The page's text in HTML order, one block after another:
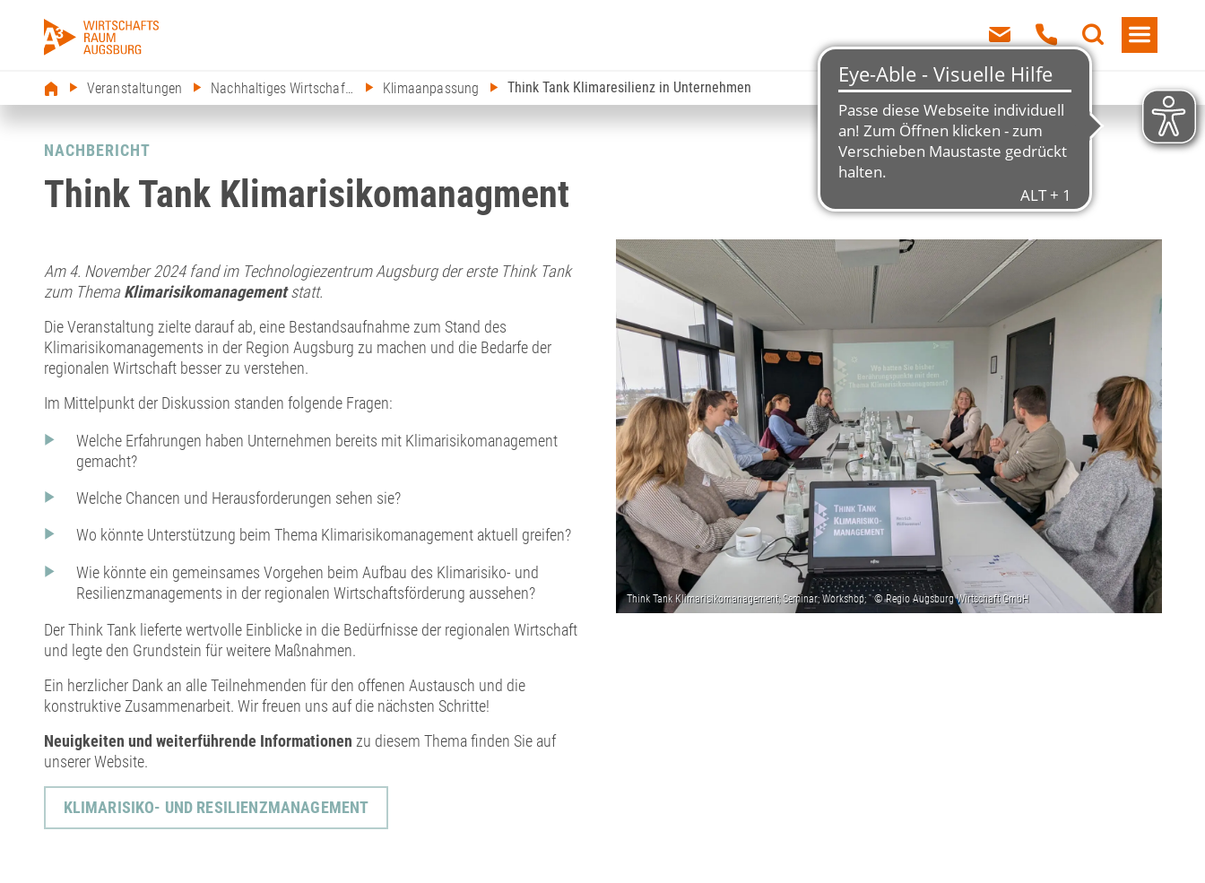
Veranstaltungen Nachhaltiges Wirtschaften Klimaanpassung Think Tank Klimaresilienz in Unternehmen
NACHBERICHT
Think Tank Klimarisikomanagment
Am 4. November 2024 fand im Technologiezentrum Augsburg der erste Think Tank
zum Thema Klimarisikomanagementstatt.
Die Veranstaltung zielte darauf ab, eine Bestandsaufnahme zum Stand des
Klimarisikomanagements in der Region Augsburg zu machen und die Bedarfe der
regionalen Wirtschaft besser zu verstehen.
Im Mittelpunkt der Diskussion standen folgende Fragen:
Welche Erfahrungen haben Unternehmen bereits mit Klimarisikomanagement
gemacht?
Welche Chancen und Herausforderungen sehen sie?
Wo könnte Unterstützung beim Thema Klimarisikomanagement aktuell greifen?
Wie könnte ein gemeinsames Vorgehen beim Aufbau des Klimarisiko- und
Resilienzmanagements in der regionalen Wirtschaftsförderung aussehen?
Der Think Tank lieferte wertvolle Einblicke in die Bedürfnisse der regionalen Wirtschaft
und legte den Grundstein für weitere Maßnahmen.
Ein herzlicher Dank an alle Teilnehmenden für den offenen Austausch und die
konstruktive Zusammenarbeit. Wir freuen uns auf die nächsten Schritte!
Neuigkeiten und weiterführende Informationen zu diesem Thema finden Sie auf
unserer Website.
KLIMARISIKO- UND RESILIENZMANAGEMENT